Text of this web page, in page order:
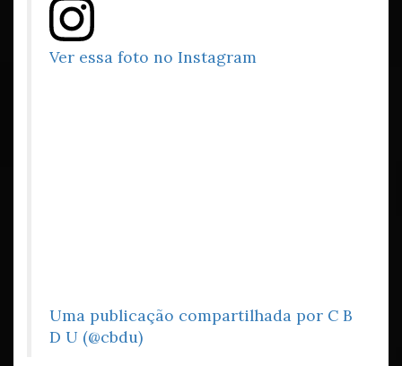
Ver essa foto no Instagram
Uma publicação compartilhada por C B
D U (@cbdu)